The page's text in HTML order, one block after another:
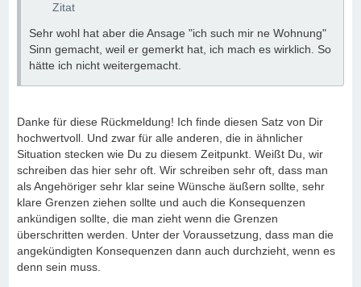
Zitat
Sehr wohl hat aber die Ansage "ich such mir ne Wohnung"
Sinn gemacht, weil er gemerkt hat, ich mach es wirklich. So
hätte ich nicht weitergemacht.
Danke für diese Rückmeldung! Ich finde diesen Satz von Dir
hochwertvoll. Und zwar für alle anderen, die in ähnlicher
Situation stecken wie Du zu diesem Zeitpunkt. Weißt Du, wir
schreiben das hier sehr oft. Wir schreiben sehr oft, dass man
als Angehöriger sehr klar seine Wünsche äußern sollte, sehr
klare Grenzen ziehen sollte und auch die Konsequenzen
ankündigen sollte, die man zieht wenn die Grenzen
überschritten werden. Unter der Voraussetzung, dass man die
angekündigten Konsequenzen dann auch durchzieht, wenn es
denn sein muss.